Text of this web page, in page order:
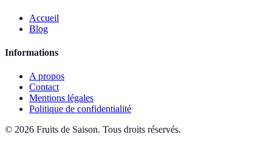
Accueil
Blog
Informations
A propos
Contact
Mentions légales
Politique de confidentialité
© 2026 Fruits de Saison. Tous droits réservés.